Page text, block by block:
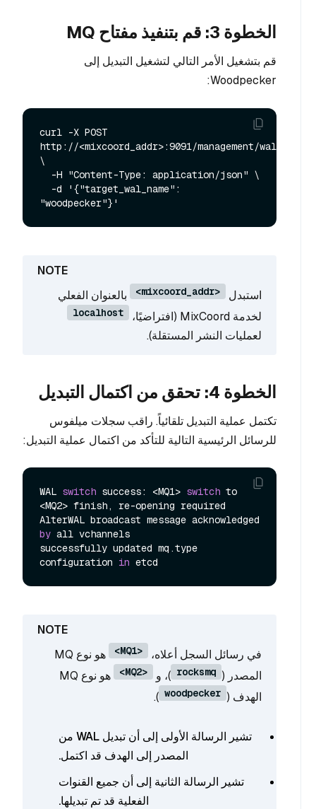
الخطوة 3: قم بتنفيذ مفتاح MQ
قم بتشغيل الأمر التالي لتشغيل التبديل إلى
Woodpecker:
curl -X POST
http://<mixcoord_addr>:9091/management/wal/alter
\
استبدل <mixcoord_addr>
بالعنوان الفعلي
لخدمة MixCoord (افتراضيًا،
localhost
لعمليات النشر المستقلة).
الخطوة 4: تحقق من اكتمال التبديل
تكتمل عملية التبديل تلقائياً. راقب سجلات ميلفوس
للرسائل الرئيسية التالية للتأكد من اكتمال عملية التبديل:
WAL switch success: <MQ1> switch to
<MQ2> finish, re-opening required
by all vchannels
successfully updated mq.type
configuration in
في رسائل السجل أعلاه، <MQ1>
هو نوع MQ
المصدر ( rocksmq )، و <MQ2>
هو نوع MQ
الهدف ( woodpecker
).
تشير الرسالة الأولى إلى أن تبديل WAL من
المصدر إلى الهدف قد اكتمل.
تشير الرسالة الثانية إلى أن جميع القنوات
الفعلية قد تم تبديلها.